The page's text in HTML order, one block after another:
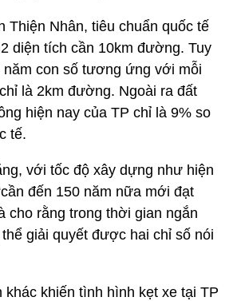
Thiện Nhân, tiêu chuẩn quốc tế
diện tích cần 10km đường. Tuy
năm con số tương ứng với mỗi
là 2km đường. Ngoài ra đất
hiện nay của TP chỉ là 9% so
tế.
với tốc độ xây dựng như hiện
đến 150 năm nữa mới đạt
cho rằng trong thời gian ngắn
giải quyết được hai chỉ số nói
khác khiến tình hình kẹt xe tại TP